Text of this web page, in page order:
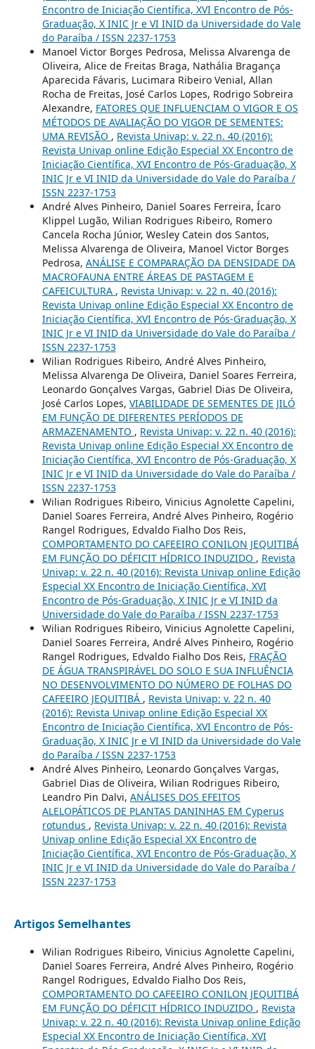
Encontro de Iniciação Científica, XVI Encontro de Pós-
Graduação, X INIC Jr e VI INID da Universidade do Vale
do Paraíba / ISSN 2237-1753
Manoel Victor Borges Pedrosa, Melissa Alvarenga de
Oliveira, Alice de Freitas Braga, Nathália Bragança
Aparecida Fávaris, Lucimara Ribeiro Venial, Allan
Rocha de Freitas, José Carlos Lopes, Rodrigo Sobreira
Alexandre, FATORES QUE INFLUENCIAM O VIGOR E OS
MÉTODOS DE AVALIAÇÃO DO VIGOR DE SEMENTES:
UMA REVISÃO , Revista Univap: v. 22 n. 40 (2016):
Revista Univap online Edição Especial XX Encontro de
Iniciação Científica, XVI Encontro de Pós-Graduação, X
INIC Jr e VI INID da Universidade do Vale do Paraíba /
ISSN 2237-1753
André Alves Pinheiro, Daniel Soares Ferreira, Ícaro
Klippel Lugão, Wilian Rodrigues Ribeiro, Romero
Cancela Rocha Júnior, Wesley Catein dos Santos,
Melissa Alvarenga de Oliveira, Manoel Victor Borges
Pedrosa, ANÁLISE E COMPARAÇÃO DA DENSIDADE DA
MACROFAUNA ENTRE ÁREAS DE PASTAGEM E
CAFEICULTURA , Revista Univap: v. 22 n. 40 (2016):
Revista Univap online Edição Especial XX Encontro de
Iniciação Científica, XVI Encontro de Pós-Graduação, X
INIC Jr e VI INID da Universidade do Vale do Paraíba /
ISSN 2237-1753
Wilian Rodrigues Ribeiro, André Alves Pinheiro,
Melissa Alvarenga De Oliveira, Daniel Soares Ferreira,
Leonardo Gonçalves Vargas, Gabriel Dias De Oliveira,
José Carlos Lopes, VIABILIDADE DE SEMENTES DE JILÓ
EM FUNÇÃO DE DIFERENTES PERÍODOS DE
ARMAZENAMENTO , Revista Univap: v. 22 n. 40 (2016):
Revista Univap online Edição Especial XX Encontro de
Iniciação Científica, XVI Encontro de Pós-Graduação, X
INIC Jr e VI INID da Universidade do Vale do Paraíba /
ISSN 2237-1753
Wilian Rodrigues Ribeiro, Vinicius Agnolette Capelini,
Daniel Soares Ferreira, André Alves Pinheiro, Rogério
Rangel Rodrigues, Edvaldo Fialho Dos Reis,
COMPORTAMENTO DO CAFEEIRO CONILON JEQUITIBÁ
EM FUNÇÃO DO DÉFICIT HÍDRICO INDUZIDO , Revista
Univap: v. 22 n. 40 (2016): Revista Univap online Edição
Especial XX Encontro de Iniciação Científica, XVI
Encontro de Pós-Graduação, X INIC Jr e VI INID da
Universidade do Vale do Paraíba / ISSN 2237-1753
Wilian Rodrigues Ribeiro, Vinicius Agnolette Capelini,
Daniel Soares Ferreira, André Alves Pinheiro, Rogério
Rangel Rodrigues, Edvaldo Fialho Dos Reis, FRAÇÃO
DE ÁGUA TRANSPIRÁVEL DO SOLO E SUA INFLUÊNCIA
NO DESENVOLVIMENTO DO NÚMERO DE FOLHAS DO
CAFEEIRO JEQUITIBÁ , Revista Univap: v. 22 n. 40
(2016): Revista Univap online Edição Especial XX
Encontro de Iniciação Científica, XVI Encontro de Pós-
Graduação, X INIC Jr e VI INID da Universidade do Vale
do Paraíba / ISSN 2237-1753
André Alves Pinheiro, Leonardo Gonçalves Vargas,
Gabriel Dias de Oliveira, Wilian Rodrigues Ribeiro,
Leandro Pin Dalvi, ANÁLISES DOS EFEITOS
ALELOPÁTICOS DE PLANTAS DANINHAS EM Cyperus
rotundus , Revista Univap: v. 22 n. 40 (2016): Revista
Univap online Edição Especial XX Encontro de
Iniciação Científica, XVI Encontro de Pós-Graduação, X
INIC Jr e VI INID da Universidade do Vale do Paraíba /
ISSN 2237-1753
Artigos Semelhantes
Wilian Rodrigues Ribeiro, Vinicius Agnolette Capelini,
Daniel Soares Ferreira, André Alves Pinheiro, Rogério
Rangel Rodrigues, Edvaldo Fialho Dos Reis,
COMPORTAMENTO DO CAFEEIRO CONILON JEQUITIBÁ
EM FUNÇÃO DO DÉFICIT HÍDRICO INDUZIDO , Revista
Univap: v. 22 n. 40 (2016): Revista Univap online Edição
Especial XX Encontro de Iniciação Científica, XVI